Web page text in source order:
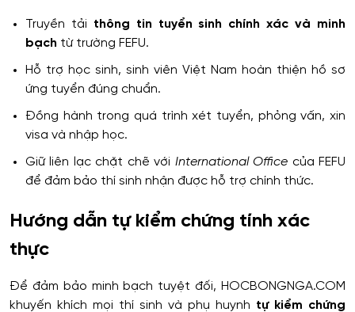
Truyền tải thông tin tuyển sinh chính xác và minh
bạch từ trường FEFU.
Hỗ trợ học sinh, sinh viên Việt Nam hoàn thiện hồ sơ
ứng tuyển đúng chuẩn.
Đồng hành trong quá trình xét tuyển, phỏng vấn, xin
visa và nhập học.
Giữ liên lạc chặt chẽ với International Office của FEFU
để đảm bảo thí sinh nhận được hỗ trợ chính thức.
Hướng dẫn tự kiểm chứng tính xác
thực
Để đảm bảo minh bạch tuyệt đối, HOCBONGNGA.COM
khuyến khích mọi thí sinh và phụ huynh tự kiểm chứng